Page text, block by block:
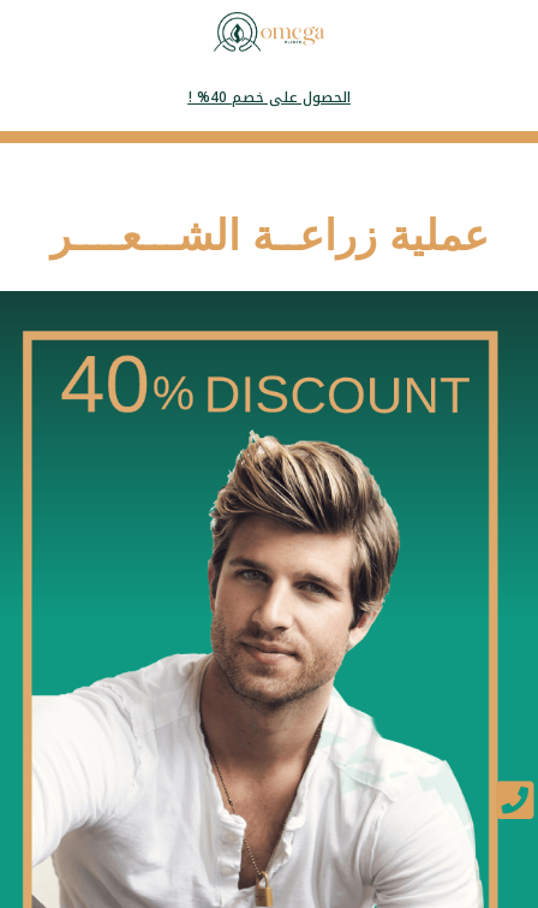
! %40 الحصول على خصم
عملية زراعــة الشـــعــــر